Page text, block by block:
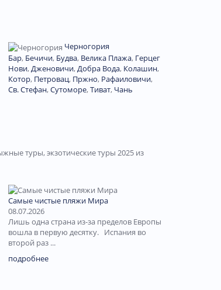
Черногория
Бар, Бечичи, Будва, Велика Плажа, Герцег
Нови, Дженовичи, Добра Вода, Колашин,
Котор, Петровац, Пржно, Рафаиловичи,
Св. Стефан,Сутоморе,Тиват, Чань
туры, экзотические туры 2025 из
Самые чистые пляжи Мира
08.07.2026
Лишь одна страна из-за пределов Европы
вошла в первую десятку. Испания во
второй раз ...
подробнее